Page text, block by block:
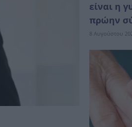
είναι η
πρώην
8 Αυγούστου